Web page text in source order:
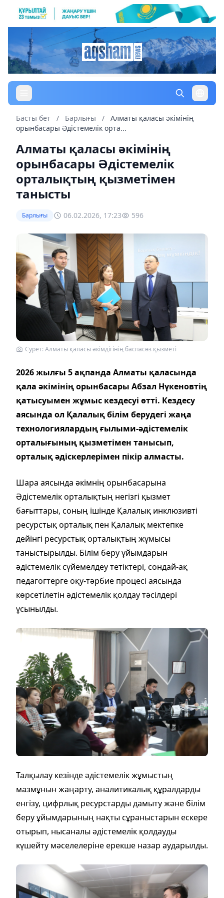
Басты бет / Барлығы /
Алматы қаласы әкімінің
орынбасары Әдістемелік орта...
Алматы қаласы әкімінің
орынбасары Әдістемелік
орталықтың қызметімен
танысты
Барлығы 06.02.2026, 17:23 596
Сурет: Алматы қаласы әкімдігінің баспасөз қызметі
2026 жылғы 5 ақпанда Алматы қаласында
қала әкімінің орынбасары Абзал Нүкеновтің
қатысуымен жұмыс кездесуі өтті. Кездесу
аясында ол Қалалық білім берудегі жаңа
технологиялардың ғылыми-әдістемелік
орталығының қызметімен танысып,
орталық әдіскерлерімен пікір алмасты.
Шара аясында әкімнің орынбасарына
Әдістемелік орталықтың негізгі қызмет
бағыттары, соның ішінде Қалалық инклюзивті
ресурстық орталық пен Қалалық мектепке
дейінгі ресурстық орталықтың жұмысы
таныстырылды. Білім беру ұйымдарын
әдістемелік сүйемелдеу тетіктері, сондай-ақ
педагогтерге оқу-тәрбие процесі аясында
көрсетілетін әдістемелік қолдау тәсілдері
ұсынылды.
Талқылау кезінде әдістемелік жұмыстың
мазмұнын жаңарту, аналитикалық құралдарды
енгізу, цифрлық ресурстарды дамыту және білім
беру ұйымдарының нақты сұраныстарын ескере
отырып, нысаналы әдістемелік қолдауды
күшейту мәселелеріне ерекше назар аударылды.